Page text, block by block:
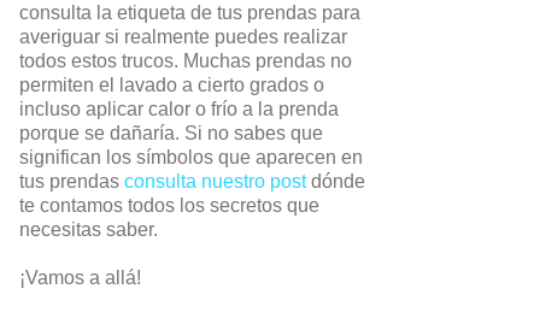
consulta la etiqueta de tus prendas para
averiguar si realmente puedes realizar
todos estos trucos. Muchas prendas no
permiten el lavado a cierto grados o
incluso aplicar calor o frío a la prenda
porque se dañaría. Si no sabes que
significan los símbolos que aparecen en
tus prendas consulta nuestro postdónde
te contamos todos los secretos que
necesitas saber.
¡Vamos a allá!